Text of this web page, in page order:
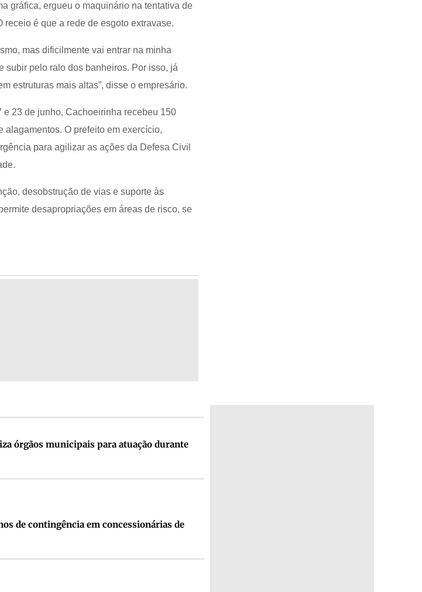
gráfica, ergueu o maquinário na tentativa de
é que a rede de esgoto extravase.
mas dificilmente vai entrar na minha
subir pelo ralo dos banheiros. Por isso, já
estruturas mais altas”, disse o empresário.
23 de junho, Cachoeirinha recebeu 150
alagamentos. O prefeito em exercício,
para agilizar as ações da Defesa Civil
desobstrução de vias e suporte às
desapropriações em áreas de risco, se
órgãos municipais para atuação durante
de contingência em concessionárias de